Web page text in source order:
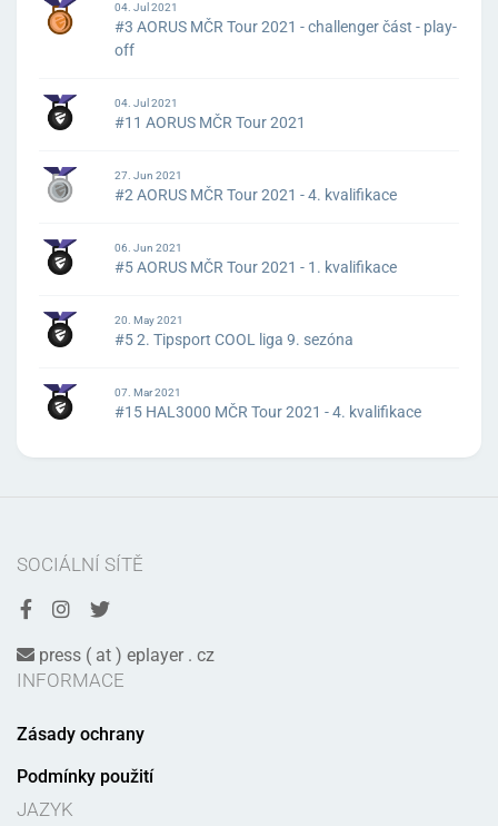
04. Jul 2021
#3 AORUS MČR Tour 2021 - challenger část - play-
off
04. Jul 2021
#11 AORUS MČR Tour 2021
27. Jun 2021
#2 AORUS MČR Tour 2021 - 4. kvalifikace
06. Jun 2021
#5 AORUS MČR Tour 2021 - 1. kvalifikace
20. May 2021
#5 2. Tipsport COOL liga 9. sezóna
07. Mar 2021
#15 HAL3000 MČR Tour 2021 - 4. kvalifikace
SOCIÁLNÍ SÍTĚ
press ( at ) eplayer . cz
INFORMACE
Zásady ochrany
Podmínky použití
JAZYK